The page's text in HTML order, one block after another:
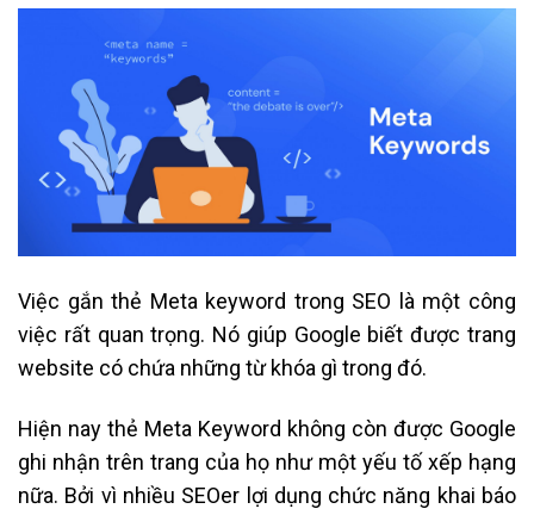
Việc gắn thẻ Meta keyword trong SEO là một công
việc rất quan trọng. Nó giúp Google biết được trang
website có chứa những từ khóa gì trong đó.
Hiện nay thẻ Meta Keyword không còn được Google
ghi nhận trên trang của họ như một yếu tố xếp hạng
nữa. Bởi vì nhiều SEOer lợi dụng chức năng khai báo